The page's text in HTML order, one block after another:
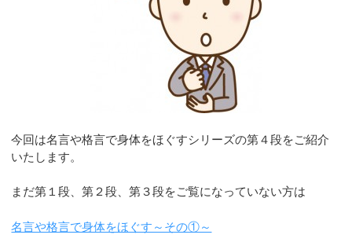
今回は名言や格言で身体をほぐすシリーズの第４段をご紹介
いたします。
まだ第１段、第２段、第３段をご覧になっていない方は
名言や格言で身体をほぐす～その①～